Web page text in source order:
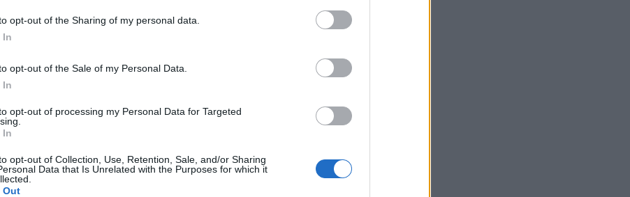
opt-out of the Sharing of my personal data.
In
opt-out of the Sale of my Personal Data.
In
opt-out of processing my Personal Data for Targeted
In
opt-out of Collection, Use, Retention, Sale, and/or Sharing
Data that Is Unrelated with the Purposes for which it
Out
à un moment donné, puis se sentir très éloignées le